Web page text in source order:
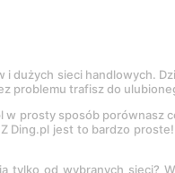
i dużych sieci handlowych.
problemu trafisz do
w prosty sposób
Ding.pl jest to bardzo
tylko od wybranych sieci?